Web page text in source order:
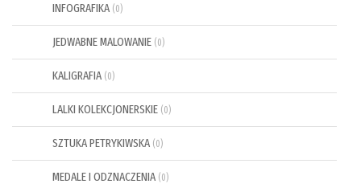
INFOGRAFIKA (0)
JEDWABNE MALOWANIE (0)
KALIGRAFIA (0)
LALKI KOLEKCJONERSKIE (0)
SZTUKA PETRYKIWSKA (0)
MEDALE I ODZNACZENIA (0)